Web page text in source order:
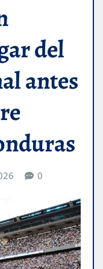
del
antes
0